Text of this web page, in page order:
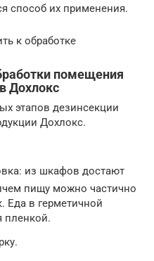
способ их применения.
к обработке
помещения
Дохлокс
этапов дезинсекции
Дохлокс.
из шкафов достают
пищу можно частично
Еда в герметичной
пленкой.